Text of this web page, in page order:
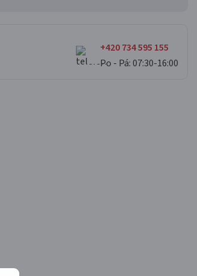
+420 734 595 155
Po - Pá: 07:30-16:00